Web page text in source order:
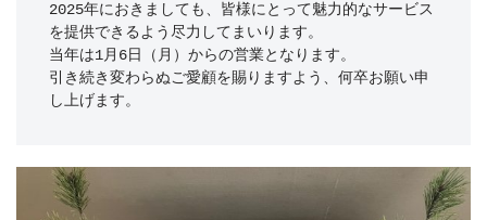
2025年におきましても、皆様にとって魅力的なサービス
を提供できるよう尽力してまいります。
当年は1月6日（月）からの営業となります。
引き続き変わらぬご愛顧を賜りますよう、何卒お願い申
し上げます。